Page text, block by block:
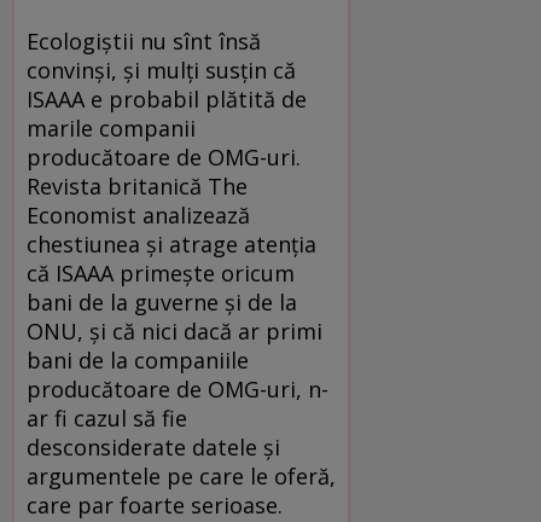
Ecologiştii nu sînt însă
convinşi, şi mulţi susţin că
ISAAA e probabil plătită de
marile companii
producătoare de OMG-uri.
Revista britanică The
Economist analizează
chestiunea şi atrage atenţia
că ISAAA primeşte oricum
bani de la guverne şi de la
ONU, şi că nici dacă ar primi
bani de la companiile
producătoare de OMG-uri, n-
ar fi cazul să fie
desconsiderate datele şi
argumentele pe care le oferă,
care par foarte serioase.